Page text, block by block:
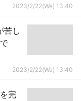
2023/2/22(We) 13:40
苦し
2023/2/22(We) 13:40
完